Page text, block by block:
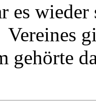
es
gehörte